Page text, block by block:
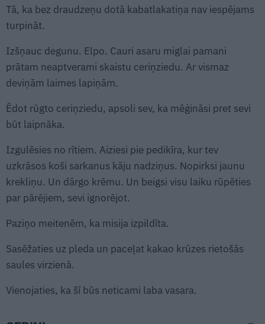
Tā, ka bez draudzeņu dotā kabatlakatiņa nav iespējams
turpināt.
Izšņauc degunu. Elpo. Cauri asaru miglai pamani
prātam neaptverami skaistu ceriņziedu. Ar vismaz
deviņām laimes lapiņām.
Ēdot rūgto ceriņziedu, apsoli sev, ka mēģināsi pret sevi
būt laipnāka.
Izgulēsies no rītiem. Aiziesi pie pedikīra, kur tev
uzkrāsos koši sarkanus kāju nadziņus. Nopirksi jaunu
krekliņu. Un dārgo krēmu. Un beigsi visu laiku rūpēties
par pārējiem, sevi ignorējot.
Paziņo meitenēm, ka misija izpildīta.
Sasēžaties uz pleda un paceļat kakao krūzes rietošās
saules virzienā.
Vienojaties, ka šī būs neticami laba vasara.